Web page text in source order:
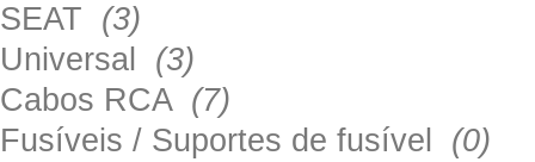
SEAT (3)
Universal (3)
Cabos RCA (7)
Fusíveis / Suportes de fusível (0)